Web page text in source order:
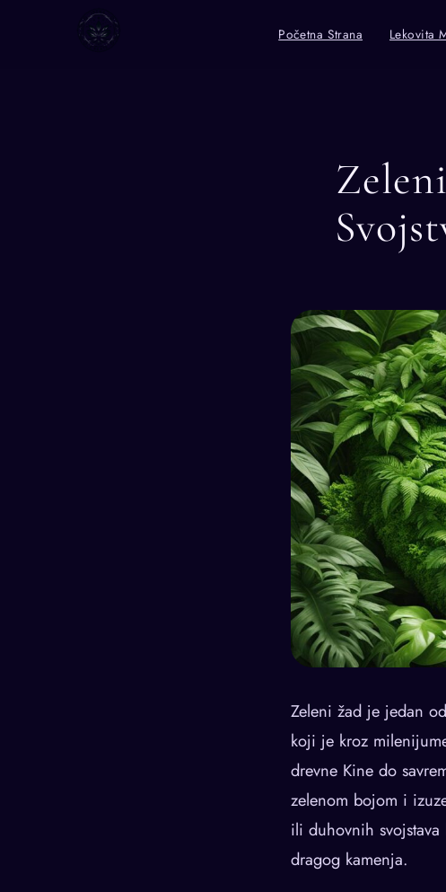
Početna Strana Lekovita
Zeleni žad je jedan
koji je kroz
drevne Kine do
zelenom bojom i
ili duhovnih
dragog kamenja.